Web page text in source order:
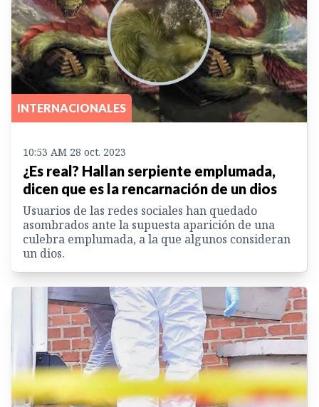
INTERNACIONALES
10:53 AM 28 oct. 2023
¿Es real? Hallan serpiente emplumada,
dicen que es la rencarnación de un dios
Usuarios de las redes sociales han quedado
asombrados ante la supuesta aparición de una
culebra emplumada, a la que algunos consideran
un dios.